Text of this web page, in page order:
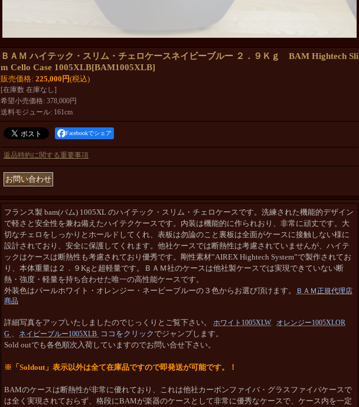
ＢＡＭ ハイテック・スリム・チェロケースネイビーブルー ２．９Ｋｇ BAM Hightech Sli
m Cello Case 1005XLB[BAM1005XLB]
販売価格: 225,000円(税込)
[在庫数 在庫なし]
希望小売価格: 378,000円
送料モジュール: 161cm
Facebookでシェア
返品特約に関する重要事項
フランス製 bam(バム) 1005XL のハイテック・スリム・チェロケースです。洗練された機能的デザイン
で軽さと安全性を兼ね備えたハイテクケースです。内装は機能的に作られおり、非常に頑丈です。大
切なチェロをしっかりとホールドしてくれ、表板は勿論のこと裏板は全面がケースに接触しない様に
設計されており、安全に保護してくれます。他社ケースでは断熱性は考慮されていませんが、ハイテ
ックはケースは断熱性も考慮されており優秀です。剛性素材”AIREX Hightech System”で製作されてお
り、本体重量は２．９Kgと超軽量です。ＢＡＭ社のケースは他社製ケースでは実現できていない断
熱・強度・軽量を持ち合わせた唯一の高性能ケースです。
外装色はパールホワイト・オレンジー・ネービーブルーの３色からお選び頂けます。
ＢＡＭ正規代理店
商品
詳細写真をアップいたしましたのでじっくりとご覧下さい。 ホワイト1005XLW, オレンジー1005XLOR
G 、 ネイビーブルー1005XLB ココをクリックでジャンプします。
Sold outでも各色順次入荷していますのでお問い合せ下さい。
※「Soldout」表示以外は全て在庫品ですので即発送が可能です。！
BAMのケースは断熱性が非常に優れており、これは他社カーボンファイバ・グラスファイバケースで
は全く実現されておらず、格段にBAMが楽器のケースとして非常に優秀なケースで、ケース内を一定